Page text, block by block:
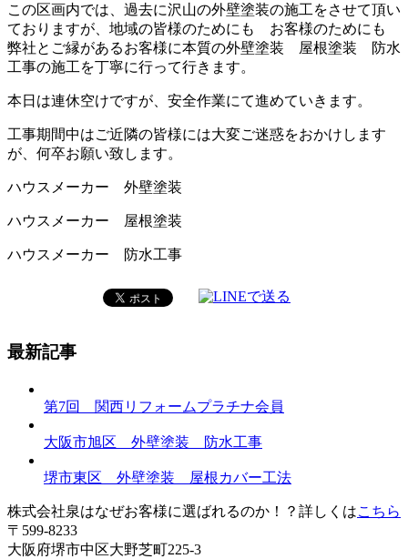
この区画内では、過去に沢山の外壁塗装の施工をさせて頂い
ておりますが、地域の皆様のためにも お客様のためにも
弊社とご縁があるお客様に本質の外壁塗装 屋根塗装 防水
工事の施工を丁寧に行って行きます。
本日は連休空けですが、安全作業にて進めていきます。
工事期間中はご近隣の皆様には大変ご迷惑をおかけします
が、何卒お願い致します。
ハウスメーカー 外壁塗装
ハウスメーカー 屋根塗装
ハウスメーカー 防水工事
最新記事
第7回 関西リフォームプラチナ会員
大阪市旭区 外壁塗装 防水工事
堺市東区 外壁塗装 屋根カバー工法
株式会社泉はなぜお客様に選ばれるのか！？詳しくはこちら
〒599-8233
大阪府堺市中区大野芝町225-3